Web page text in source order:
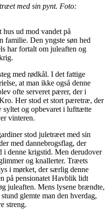
med sin pynt. Foto:
hus ud mod vandet på
familie. Den yngste søn hed
har fortalt om juleaften og
med rødkål. I det fattige
at man ikke også denne
ofte serveret pærer, der i
Her stod et stort pæretræ, der
syltet og opbevaret i lufttætte
vinteren.
stod juletræet med sin
med dannebrogsflag, der
denne krigstid. Men derudover
og knallerter. Træets
i mørket, der særlig denne
på pensionatet Havblik lidt
juleaften. Mens lysene brændte,
glemte man den hverdag,
streng.